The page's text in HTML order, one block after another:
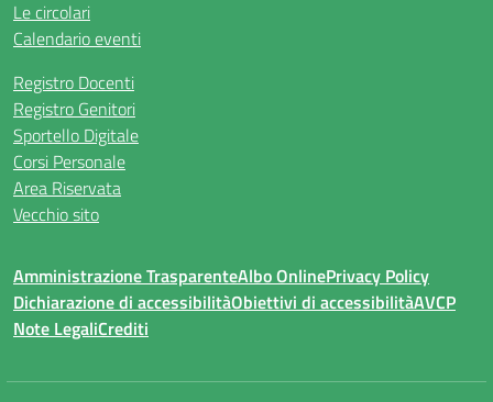
Le circolari
Calendario eventi
Registro Docenti
Registro Genitori
Sportello Digitale
Corsi Personale
Area Riservata
Vecchio sito
Amministrazione TrasparenteAlbo OnlinePrivacy Policy
Dichiarazione di accessibilitàObiettivi di accessibilitàAVCP
Note LegaliCrediti